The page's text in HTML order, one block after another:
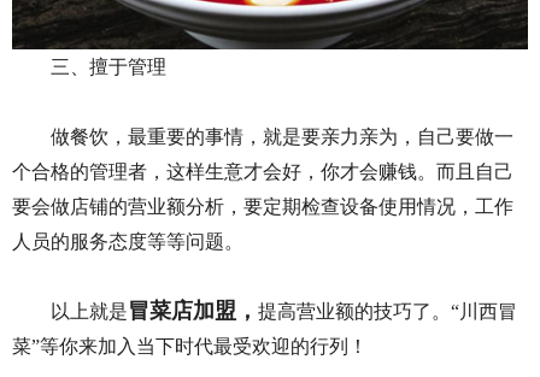
三、擅于管理
做餐饮，最重要的事情，就是要亲力亲为，自己要做一
个合格的管理者，这样生意才会好，你才会赚钱。而且自己
要会做店铺的营业额分析，要定期检查设备使用情况，工作
人员的服务态度等等问题。
以上就是冒菜店加盟， 提高营业额的技巧了。“川西冒
菜”等你来加入当下时代最受欢迎的行列！